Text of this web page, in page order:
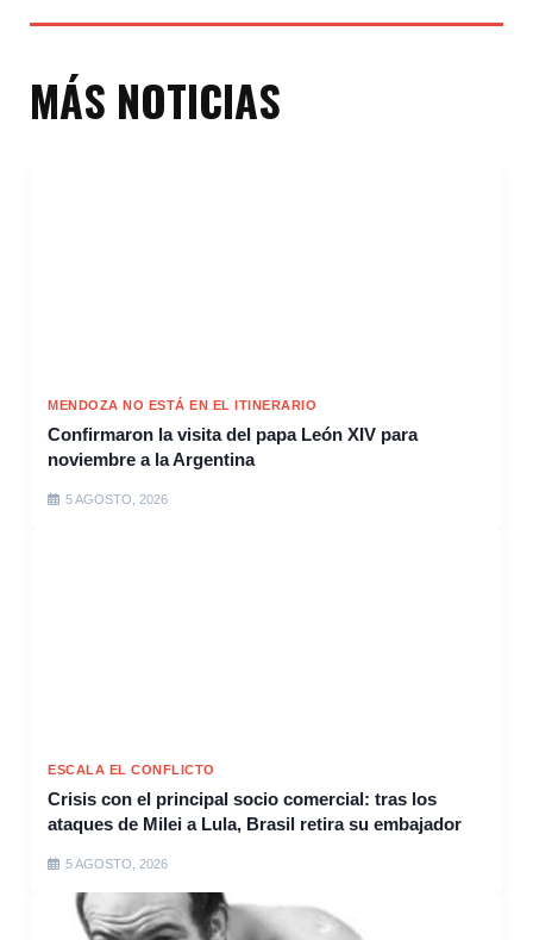
MÁS NOTICIAS
MENDOZA NO ESTÁ EN EL ITINERARIO
Confirmaron la visita del papa León XIV para
noviembre a la Argentina
5 AGOSTO, 2026
ESCALA EL CONFLICTO
Crisis con el principal socio comercial: tras los
ataques de Milei a Lula, Brasil retira su embajador
5 AGOSTO, 2026